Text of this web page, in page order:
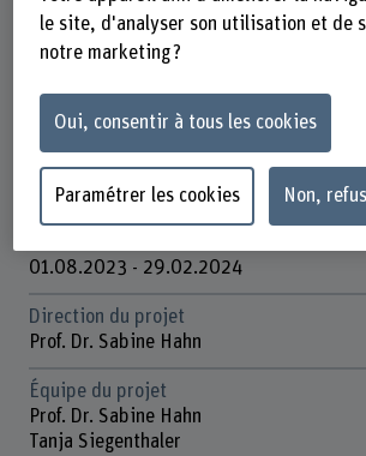
Soins infirmiers
Unité(s) de recherche
Champ d'innovation soins de santé et
ressources humaines
Organisation d'encouragement
Autres
01.08.2023 - 29.02.2024
Direction du projet
Prof. Dr. Sabine Hahn
Équipe du projet
Prof. Dr. Sabine Hahn
Tanja Siegenthaler
le site, d'analyser son utilisation et de
notre marketing ?
Oui, consentir à tous les cookies
Paramétrer les cookies Non,